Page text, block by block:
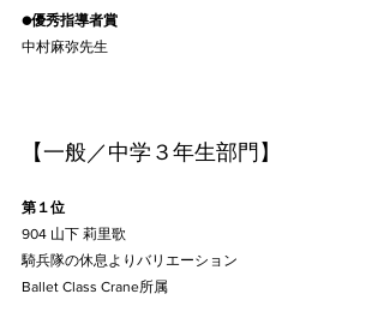
●優秀指導者賞
中村麻弥先生
【一般／中学３年生部門】
第１位
904 山下 莉里歌
Ballet Class Crane所属